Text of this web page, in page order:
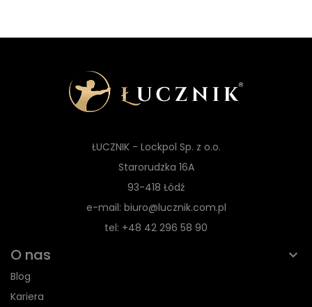
ŁUCZNIK - Lockpol Sp. z o.o.
Starorudzka 16A
93-418 Łódź
e-mail: biuro@lucznik.com.pl
tel: +48 42 296 58 90
O nas
Blog
Kariera